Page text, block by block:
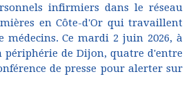
infirmiers dans le réseau
en Côte-d'Or qui travaillent
médecins. Ce mardi 2 juin 2026, à
périphérie de Dijon, quatre d'entre
de presse pour alerter sur